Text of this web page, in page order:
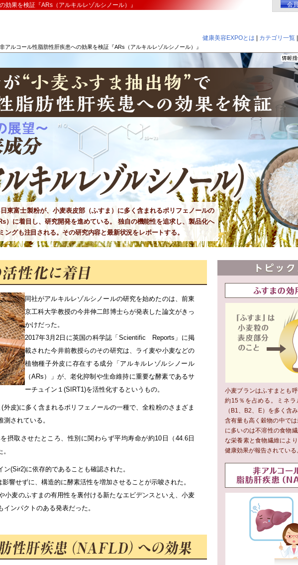
効果を検証『ARs（アルキルレゾルシノール）』 会
健康美容EXPOとは カテゴリ一覧
アルコール性脂肪性肝疾患への効果を検証『ARs（アルキルレゾルシノール）』
東富士製粉が、小麦表皮部（ふすま）に多く含まれるポリフェノールの
）に着目し、研究開発を進めている。 独自の機能性を追求し、製品化へ
グも注目される。その研究内容と最新状況をレポートする。
同社がアルキルレゾルシノールの研究を始めたのは、前東
京工科大学教授の今井伸二郎博士らが発表した論文がきっ
かけだった。
2017年3月2日に英国の科学誌「Scientific Reports」に掲
載された今井前教授らのその研究は、ライ麦や小麦などの
植物種子外皮に存在する成分「アルキルレゾルシノール
（ARs）」が、老化抑制や生命維持に重要な酵素であるサ
ーチュイン１(SIRT1)を活性化するというもの。
皮)に多く含まれるポリフェノールの一種で、全粒粉のさまざま
されている。
摂取させたところ、性別に関わらず平均寿命が約10日（44.6日
(Sir2)に依存的であることも確認された。
響せずに、構造的に酵素活性を増加させることが示唆された。
小麦のふすまの有用性を裏付ける新たなエビデンスといえ、小麦
ンパクトのある発表だった。
小麦ブランはふすまとも
約15％を占める。ミネラ
（B1、B2、E）を多く含
含有量も高く穀物の中で
に多いのは不溶性の食物
な栄養素と食物繊維によ
健康効果が報告されている